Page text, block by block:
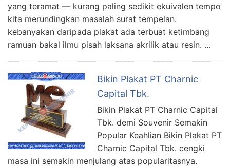
yang teramat — kurang paling sedikit ekuivalen tempo
kita merundingkan masalah surat tempelan.
kebanyakan daripada plakat ada terbuat ketimbang
ramuan bakal ilmu pisah laksana akrilik atau resin. …
Bikin Plakat PT Charnic
Capital Tbk.
Bikin Plakat PT Charnic Capital
Tbk. demi Souvenir Semakin
Popular Keahlian Bikin Plakat PT
Charnic Capital Tbk. cengki
masa ini semakin menjulang atas popularitasnya.